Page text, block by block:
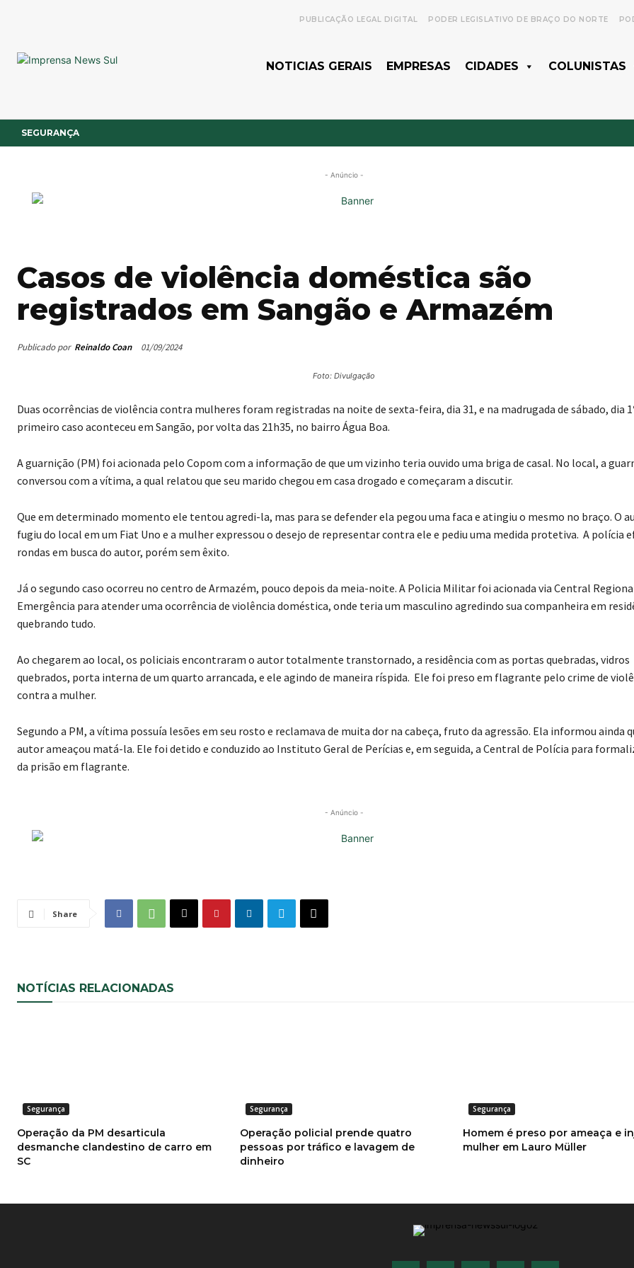
PUBLICAÇÃO LEGAL DIGITAL PODER LEGISLATIVO DE BRAÇO DO NORTE
NOTICIAS GERAIS EMPRESAS CIDADES COLUNISTAS
SEGURANÇA
- Anúncio -
Casos de violência doméstica são
registrados em Sangão e Armazém
Publicado por Reinaldo Coan 01/09/2024
Foto: Divulgação
Duas ocorrências de violência contra mulheres foram registradas na noite de sexta-feira, dia 31, e na madrugada de sábado, dia
primeiro caso aconteceu em Sangão, por volta das 21h35, no bairro Água Boa.
A guarnição (PM) foi acionada pelo Copom com a informação de que um vizinho teria ouvido uma briga de casal. No local, a
conversou com a vítima, a qual relatou que seu marido chegou em casa drogado e começaram a discutir.
Que em determinado momento ele tentou agredi-la, mas para se defender ela pegou uma faca e atingiu o mesmo no braço. O
fugiu do local em um Fiat Uno e a mulher expressou o desejo de representar contra ele e pediu uma medida protetiva. A polícia
rondas em busca do autor, porém sem êxito.
Já o segundo caso ocorreu no centro de Armazém, pouco depois da meia-noite. A Policia Militar foi acionada via Central
Emergência para atender uma ocorrência de violência doméstica, onde teria um masculino agredindo sua companheira em
quebrando tudo.
Ao chegarem ao local, os policiais encontraram o autor totalmente transtornado, a residência com as portas quebradas, vidros
quebrados, porta interna de um quarto arrancada, e ele agindo de maneira ríspida. Ele foi preso em flagrante pelo crime de
contra a mulher.
Segundo a PM, a vítima possuía lesões em seu rosto e reclamava de muita dor na cabeça, fruto da agressão. Ela informou ainda
autor ameaçou matá-la. Ele foi detido e conduzido ao Instituto Geral de Perícias e, em seguida, a Central de Polícia para
da prisão em flagrante.
- Anúncio -
Share
NOTÍCIAS RELACIONADAS
Segurança
Operação da PM desarticula
desmanche clandestino de carro em
SC
Segurança
Operação policial prende quatro
pessoas por tráfico e lavagem de
dinheiro
Segurança
Homem é preso por ameaça e
mulher em Lauro Müller